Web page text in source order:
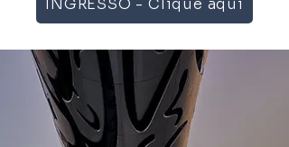
INGRESSO - Clique aqui